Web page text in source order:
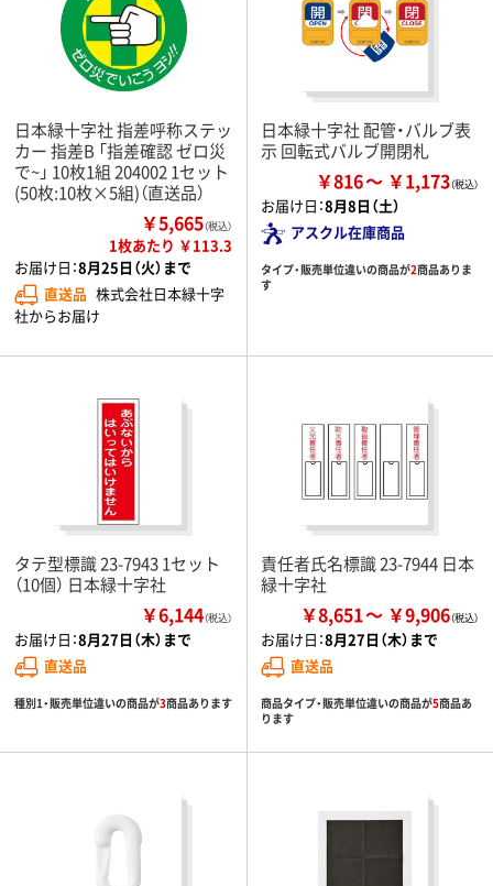
日本緑十字社 指差呼称ステッ
カー 指差B 「指差確認 ゼロ災
で~」 10枚1組 204002 1セット
(50枚:10枚×5組)（直送品）
￥5,665（税込）
1枚あたり ￥113.3
お届け日：8月25日（火）まで
直送品 株式会社日本緑十字
社からお届け
日本緑十字社 配管・バルブ表
示 回転式バルブ開閉札
￥816 ￥1,173
お届け日：8月8日（土）
アスクル在庫商品
タイプ・販売単位違いの商品が2商品ありま
す
タテ型標識 23-7943 1セット
（10個） 日本緑十字社
￥6,144（税込）
お届け日：8月27日（木）まで
直送品
種別1・販売単位違いの商品が3商品あります
責任者氏名標識 23-7944 日本
緑十字社
￥8,651 ￥9,906
お届け日：8月27日（木）まで
直送品
商品タイプ・販売単位違いの商品が5商品あ
ります